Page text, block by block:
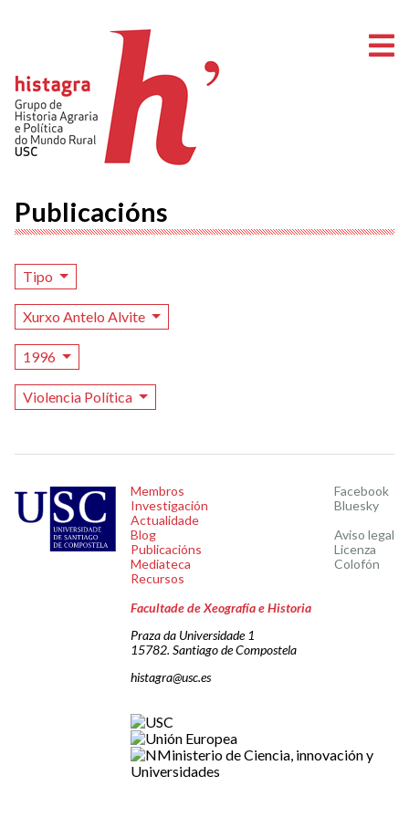
Publicacións
Tipo
Xurxo Antelo Alvite
1996
Violencia Política
Membros
Investigación
Actualidade
Blog
Publicacións
Mediateca
Recursos
Facebook
Bluesky
Aviso legal
Licenza
Colofón
Facultade de Xeografía e Historia
Praza da Universidade 1
15782. Santiago de Compostela
histagra@usc.es